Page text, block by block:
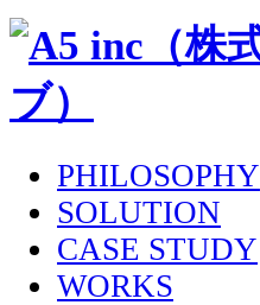
PHILOSOPHY
SOLUTION
CASE STUDY
WORKS